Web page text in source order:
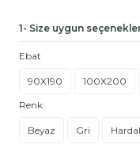
1- Size uygun
Ebat
90X190 100X200
Renk
Beyaz Gri Hardal